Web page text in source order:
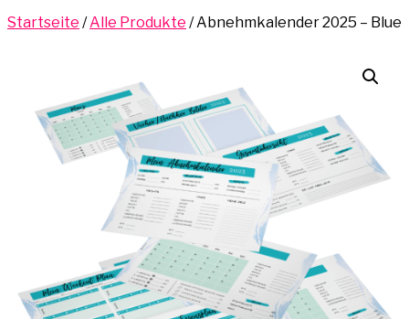
Startseite /Alle Produkte / Abnehmkalender 2025 – Blue